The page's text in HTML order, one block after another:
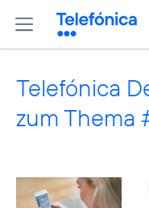
Telefónica
zum Thema